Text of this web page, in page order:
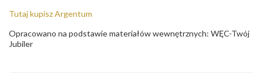
Tutaj kupisz Argentum
Opracowano na podstawie materiałów wewnętrznych: WĘC-Twój
Jubiler